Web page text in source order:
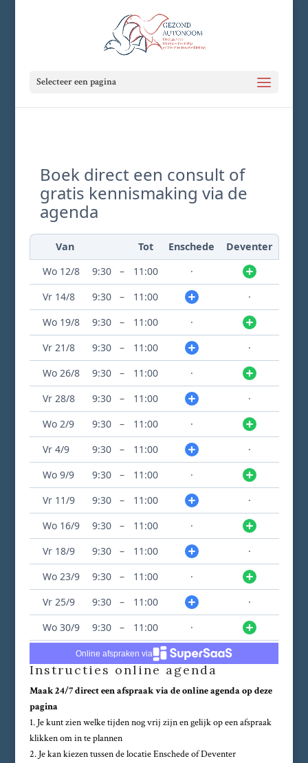
Selecteer een pagina
Online afspraken via
Instructies online agenda
Maak 24/7 direct een afspraak via de online agenda op deze
pagina
1. Je kunt zien welke tijden nog vrij zijn en gelijk op een afspraak
klikken om in te plannen
2. Je kan kiezen tussen de locatie Enschede of Deventer